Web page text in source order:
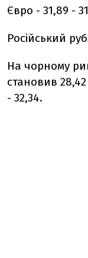
Євро - 31,89 -
Російський
На чорному
становив
- 32,34.